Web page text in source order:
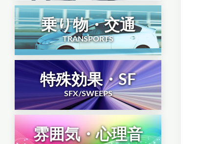
乗り物・交通
TRANSPORTS
特殊効果・SF
SFX/SWEEPS
雰囲気・心理音